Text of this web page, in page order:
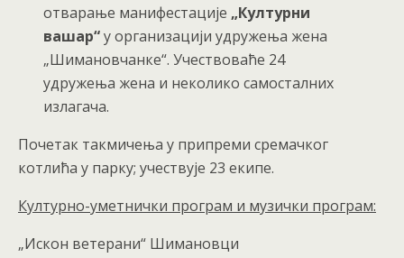
отварање манифестације „Културни
вашар“у организацији удружења жена
„Шимановчанке“. Учествоваће 24
удружења жена и неколико самосталних
излагача.
Почетак такмичења у припреми сремачког
котлића у парку; учествује 23 екипе.
Културно-уметнички програм и музички програм:
„Искон ветерани“ Шимановци